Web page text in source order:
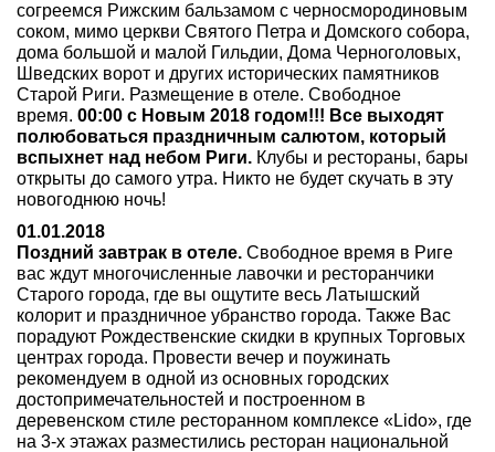
согреемся Рижским бальзамом с черносмородиновым
соком, мимо церкви Святого Петра и Домского собора,
дома большой и малой Гильдии, Дома Черноголовых,
Шведских ворот и других исторических памятников
Старой Риги. Размещение в отеле. Свободное
время. 00:00 с Новым 2018 годом!!! Все выходят
полюбоваться праздничным салютом, который
вспыхнет над небом Риги. Клубы и рестораны, бары
открыты до самого утра. Никто не будет скучать в эту
новогоднюю ночь!
01.01.2018
Поздний завтрак в отеле. Свободное время в Риге
вас ждут многочисленные лавочки и ресторанчики
Старого города, где вы ощутите весь Латышский
колорит и праздничное убранство города. Также Вас
порадуют Рождественские скидки в крупных Торговых
центрах города. Провести вечер и поужинать
рекомендуем в одной из основных городских
достопримечательностей и построенном в
деревенском стиле ресторанном комплексе «Lido», где
на 3-х этажах разместились ресторан национальной